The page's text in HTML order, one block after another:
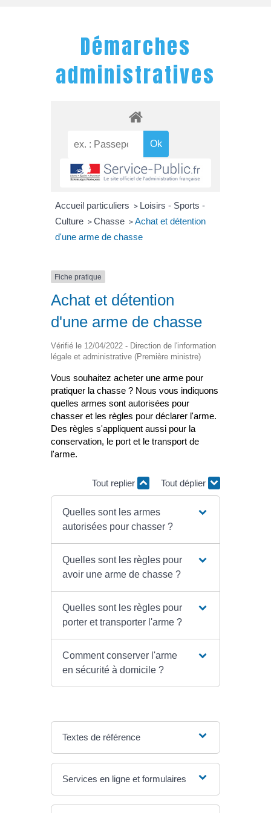
Démarches
administratives
Accueil particuliers > Loisirs - Sports -
Culture > Chasse > Achat et détention
d'une arme de chasse
Fiche pratique
Achat et détention
d'une arme de chasse
Vérifié le 12/04/2022 - Direction de l'information
légale et administrative (Première ministre)
Vous souhaitez acheter une arme pour
pratiquer la chasse ? Nous vous indiquons
quelles armes sont autorisées pour
chasser et les règles pour déclarer l'arme.
Des règles s'appliquent aussi pour la
conservation, le port et le transport de
l'arme.
Tout replier Tout déplier
Quelles sont les armes
autorisées pour chasser ?
Quelles sont les règles pour
avoir une arme de chasse ?
Quelles sont les règles pour
porter et transporter l'arme ?
Comment conserver l'arme
en sécurité à domicile ?
Textes de référence
Services en ligne et formulaires